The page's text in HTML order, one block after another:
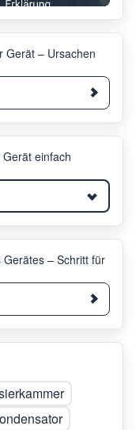
Gerät – Ursachen
einfach
– Schritt für